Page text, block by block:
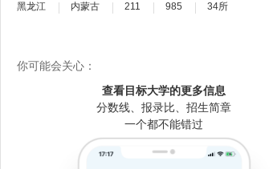
黑龙江 内蒙古 211 985 34所
你可能会关心：
查看目标大学的更多信息
分数线、报录比、招生简章
一个都不能错过